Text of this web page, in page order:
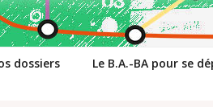
dossiers Le B.A.-BA pour se